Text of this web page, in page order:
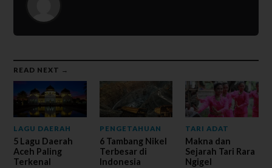
READ NEXT →
LAGU DAERAH
5 Lagu Daerah
Aceh Paling
Terkenal
PENGETAHUAN
6 Tambang Nikel
Terbesar di
Indonesia
TARI ADAT
Makna dan
Sejarah Tari Rara
Ngigel